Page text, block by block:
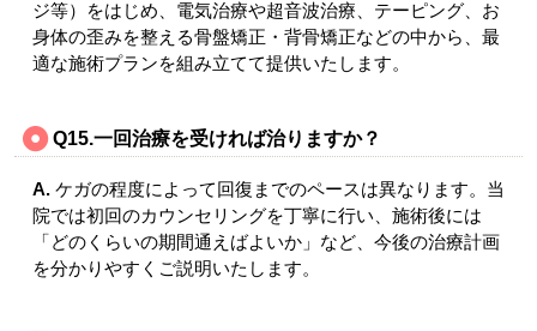
ジ等）をはじめ、電気治療や超音波治療、テーピング、お
身体の歪みを整える骨盤矯正・背骨矯正などの中から、最
適な施術プランを組み立てて提供いたします。
Q15.一回治療を受ければ治りますか？
A. ケガの程度によって回復までのペースは異なります。当
院では初回のカウンセリングを丁寧に行い、施術後には
「どのくらいの期間通えばよいか」など、今後の治療計画
を分かりやすくご説明いたします。